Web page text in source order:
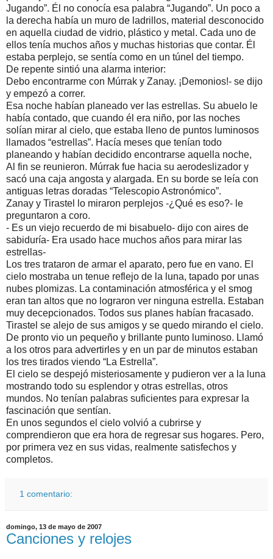
Jugando”. Él no conocía esa palabra “Jugando”. Un poco a
la derecha había un muro de ladrillos, material desconocido
en aquella ciudad de vidrio, plástico y metal. Cada uno de
ellos tenía muchos años y muchas historias que contar. Él
estaba perplejo, se sentía como en un túnel del tiempo.
De repente sintió una alarma interior:
Debo encontrarme con Múrrak y Zanay. ¡Demonios!- se dijo
y empezó a correr.
Esa noche habían planeado ver las estrellas. Su abuelo le
había contado, que cuando él era niño, por las noches
solían mirar al cielo, que estaba lleno de puntos luminosos
llamados “estrellas”. Hacía meses que tenían todo
planeando y habían decidido encontrarse aquella noche,
Al fin se reunieron. Múrrak fue hacia su aerodeslizador y
sacó una caja angosta y alargada. En su borde se leía con
antiguas letras doradas “Telescopio Astronómico”.
Zanay y Tirastel lo miraron perplejos -¿Qué es eso?- le
preguntaron a coro.
- Es un viejo recuerdo de mi bisabuelo- dijo con aires de
sabiduría- Era usado hace muchos años para mirar las
estrellas-
Los tres trataron de armar el aparato, pero fue en vano. El
cielo mostraba un tenue reflejo de la luna, tapado por unas
nubes plomizas. La contaminación atmosférica y el smog
eran tan altos que no lograron ver ninguna estrella. Estaban
muy decepcionados. Todos sus planes habían fracasado.
Tirastel se alejo de sus amigos y se quedo mirando el cielo.
De pronto vio un pequeño y brillante punto luminoso. Llamó
a los otros para advertirles y en un par de minutos estaban
los tres tirados viendo “La Estrella”.
El cielo se despejó misteriosamente y pudieron ver a la luna
mostrando todo su esplendor y otras estrellas, otros
mundos. No tenían palabras suficientes para expresar la
fascinación que sentían.
En unos segundos el cielo volvió a cubrirse y
comprendieron que era hora de regresar sus hogares. Pero,
por primera vez en sus vidas, realmente satisfechos y
completos.
1 comentario:
domingo, 13 de mayo de 2007
Canciones y relojes